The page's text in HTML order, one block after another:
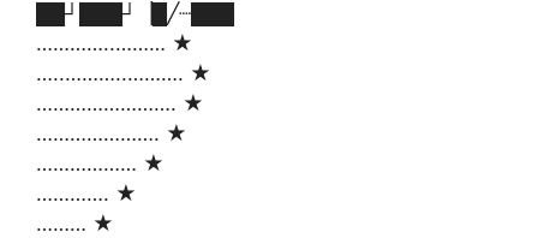
██┘███┘▕█╱┈███
…………..……… ★
…..………..………. ★
……………………. ★
…………………. ★
……………… ★
…………. ★
……… ★